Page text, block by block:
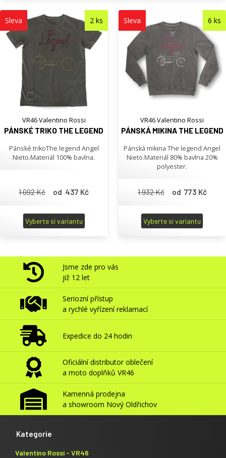
VR46 Valentino Rossi
PÁNSKÉ TRIKO THE LEGEND
Pánské trikoThe legend Angel
Nieto.Materiál 100% bavlna.
Sleva 2 ks
1 092 Kč od 437 Kč
Vyberte si variantu
VR46 Valentino Rossi
PÁNSKÁ MIKINA THE LEGEND
Pánská mikina The legend Angel
Nieto.Materiál 80% bavlna 20%
polyester.
Sleva 6 ks
1 932 Kč od 773 Kč
Vyberte si variantu
Jsme zde pro vás
již 12 let
Seriozní přístup
a rychlé vyřízení reklamací
Expedice do 24 hodin
Oficiální distributor oblečení
a moto doplňků VR46
Kamenná prodejna
a showroom Nový Oldřichov
Kategorie
Valentino Rossi - VR46